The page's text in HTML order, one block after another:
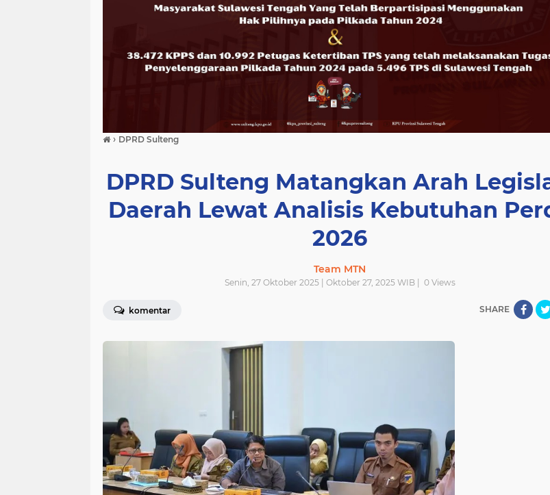
› DPRD Sulteng
DPRD Sulteng Matangkan Arah
Daerah Lewat Analisis Kebutuhan
2026
Team MTN
Senin, 27 Oktober 2025 | Oktober 27, 2025 WIB | 0Views
komentar SHARE